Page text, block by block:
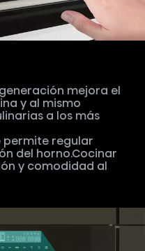
mejora el
y al mismo
a los más
permite regular
del horno.Cocinar
y comodidad al